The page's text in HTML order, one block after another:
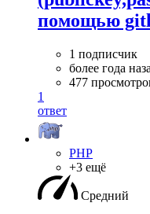
помощью
1 подписчик
более года
477
1
ответ
PHP
+3 ещё
Средний